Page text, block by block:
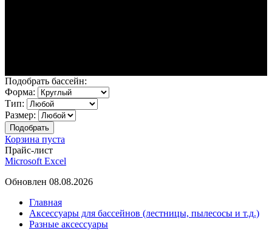
Подобрать бассейн:
Форма:
Тип:
Размер:
Корзина пуста
Прайс-лист
Microsoft Excel
Обновлен 08.08.2026
Главная
Аксессуары для бассейнов (лестницы, пылесосы и т.д.)
Разные аксессуары